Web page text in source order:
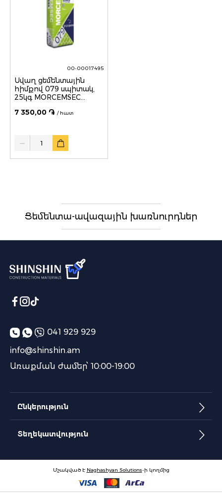
00-00017495
Սվաղ ցեմենտային
հիմքով 079 սպիտակ,
25կգ MORCEMSEC
7 350,00 ֏ / հատ
Ցեմենտա-ավազային խառնուրդներ
041 929 929
info@shinshin.am
Առաքման ժամեր՝ 10:00-19:00
Ընկերություն
Տեղեկատվություն
Մշակված է Naghashyan Solutions-ի կողմից